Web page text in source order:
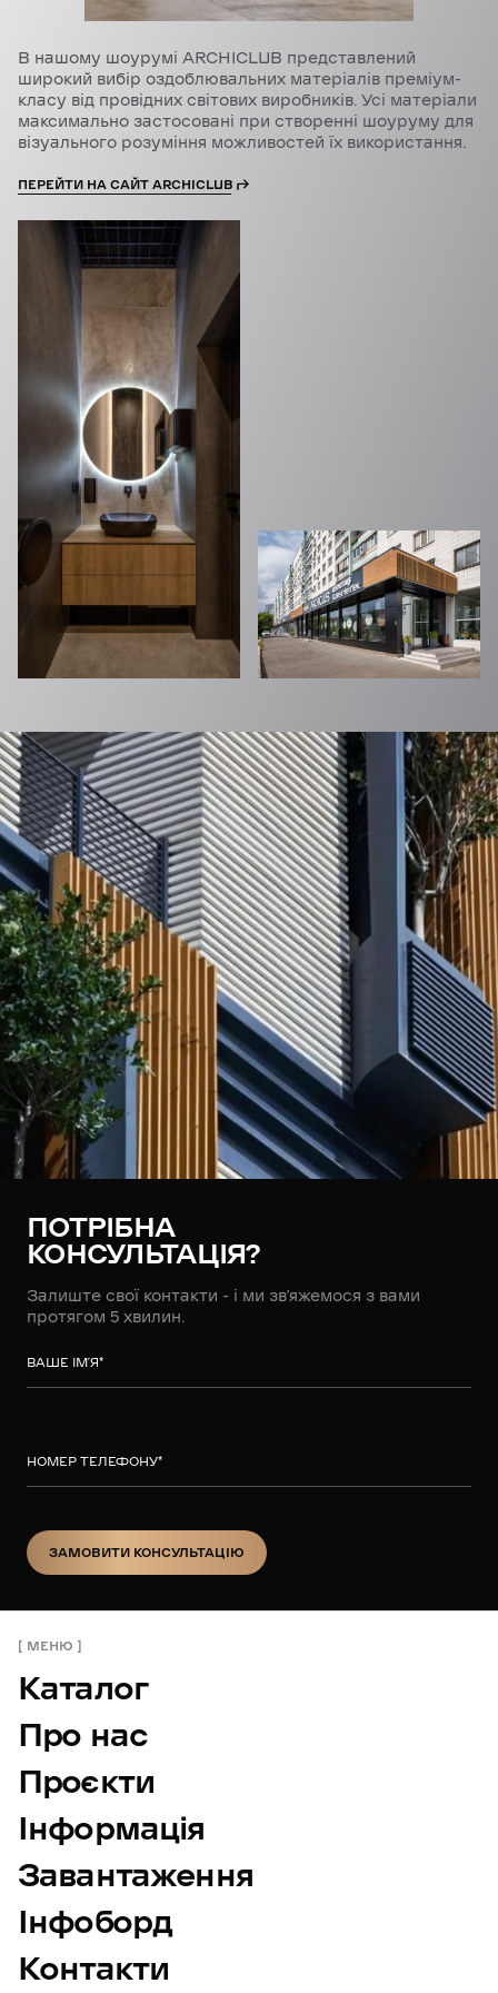
В нашому шоурумі ARCHICLUB представлений
широкий вибір оздоблювальних матеріалів преміум-
класу від провідних світових виробників. Усі матеріали
максимально застосовані при створенні шоуруму для
візуального розуміння можливостей їх використання.
ПЕРЕЙТИ НА САЙТ ARCHICLUB
ПОТРІБНА
КОНСУЛЬТАЦІЯ?
Залиште свої контакти - і ми зв’яжемося з вами
протягом 5 хвилин.
ВАШЕ ІМ’Я*
НОМЕР ТЕЛЕФОНУ*
ЗАМОВИТИ КОНСУЛЬТАЦІЮ
МЕНЮ
Каталог
Про нас
Проєкти
Інформація
Завантаження
Інфоборд
Контакти